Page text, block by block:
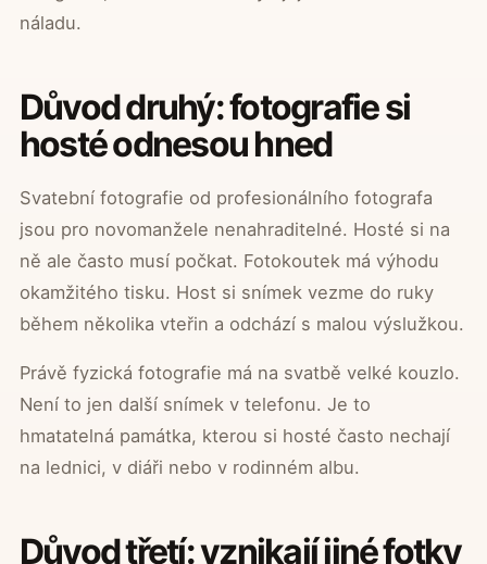
náladu.
Důvod druhý: fotografie si
hosté odnesou hned
Svatební fotografie od profesionálního fotografa
jsou pro novomanžele nenahraditelné. Hosté si na
ně ale často musí počkat. Fotokoutek má výhodu
okamžitého tisku. Host si snímek vezme do ruky
během několika vteřin a odchází s malou výslužkou.
Právě fyzická fotografie má na svatbě velké kouzlo.
Není to jen další snímek v telefonu. Je to
hmatatelná památka, kterou si hosté často nechají
na lednici, v diáři nebo v rodinném albu.
Důvod třetí: vznikají jiné fotky